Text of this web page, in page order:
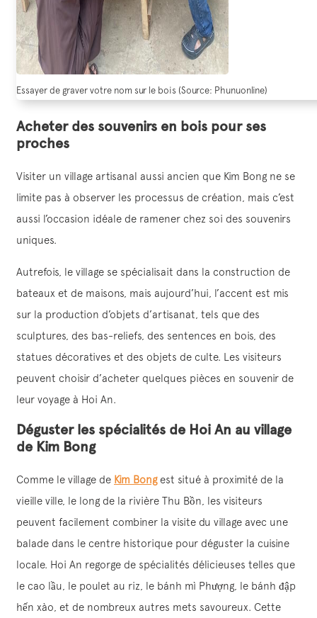
Essayer de graver votre nom sur le bois (Source: Phunuonline)
Acheter des souvenirs en bois pour ses
proches
Visiter un village artisanal aussi ancien que Kim Bong ne se
limite pas à observer les processus de création, mais c’est
aussi l’occasion idéale de ramener chez soi des souvenirs
uniques.
Autrefois, le village se spécialisait dans la construction de
bateaux et de maisons, mais aujourd’hui, l’accent est mis
sur la production d’objets d’artisanat, tels que des
sculptures, des bas-reliefs, des sentences en bois, des
statues décoratives et des objets de culte. Les visiteurs
peuvent choisir d’acheter quelques pièces en souvenir de
leur voyage à Hoi An.
Déguster les spécialités de Hoi An au village
de Kim Bong
Comme le village de Kim Bongest situé à proximité de la
vieille ville, le long de la rivière Thu Bồn, les visiteurs
peuvent facilement combiner la visite du village avec une
balade dans le centre historique pour déguster la cuisine
locale. Hoi An regorge de spécialités délicieuses telles que
le cao lầu, le poulet au riz, le bánh mì Phượng, le bánh đập
hến xào, et de nombreux autres mets savoureux. Cette